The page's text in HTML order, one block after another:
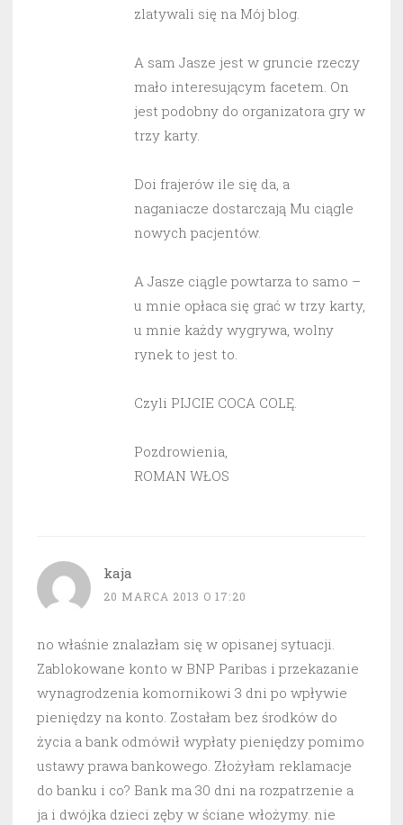
zlatywali się na Mój blog.
A sam Jasze jest w gruncie rzeczy
mało interesującym facetem. On
jest podobny do organizatora gry w
trzy karty.
Doi frajerów ile się da, a
naganiacze dostarczają Mu ciągle
nowych pacjentów.
A Jasze ciągle powtarza to samo –
u mnie opłaca się grać w trzy karty,
u mnie każdy wygrywa, wolny
rynek to jest to.
Czyli PIJCIE COCA COLĘ.
Pozdrowienia,
ROMAN WŁOS
kaja
20 MARCA 2013 O 17:20
no właśnie znalazłam się w opisanej sytuacji.
Zablokowane konto w BNP Paribas i przekazanie
wynagrodzenia komornikowi 3 dni po wpływie
pieniędzy na konto. Zostałam bez środków do
życia a bank odmówił wypłaty pieniędzy pomimo
ustawy prawa bankowego. Złożyłam reklamacje
do banku i co? Bank ma 30 dni na rozpatrzenie a
ja i dwójka dzieci zęby w ściane włożymy. nie